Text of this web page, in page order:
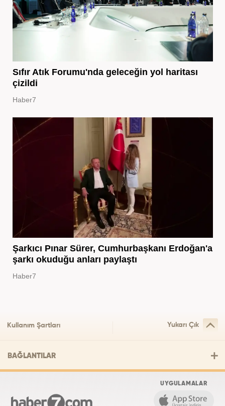
Sıfır Atık Forumu'nda geleceğin yol haritası
çizildi
Haber7
Şarkıcı Pınar Sürer, Cumhurbaşkanı Erdoğan'a
şarkı okuduğu anları paylaştı
Haber7
Kullanım Şartları Yukarı Çık
BAĞLANTILAR
UYGULAMALAR